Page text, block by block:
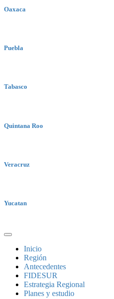
Oaxaca
Puebla
Tabasco
Quintana Roo
Veracruz
Yucatan
Inicio
Región
Antecedentes
FIDESUR
Estrategia Regional
Planes y estudio